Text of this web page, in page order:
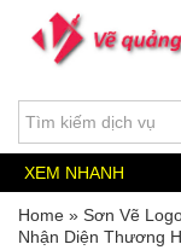
XEM NHANH
Home » Sơn Vẽ
Nhận Diện Thương